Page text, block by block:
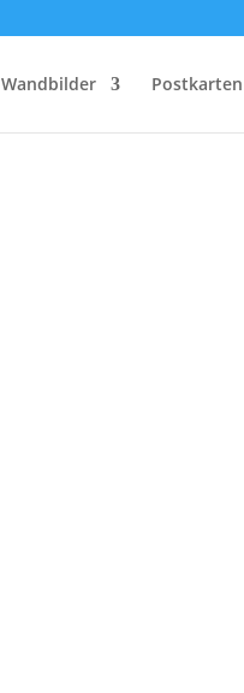
Wandbilder Postkarten
Start/Shop/Leinwand/